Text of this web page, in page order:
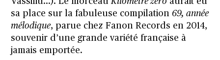
sa place sur la fabuleuse compilation69, année
mélodique, parue chez Fanon Records en 2014,
souvenir d’une grande variété française à
jamais emportée.